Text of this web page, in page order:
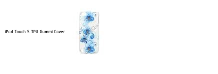
iPod Touch 5 TPU Gummi Cover